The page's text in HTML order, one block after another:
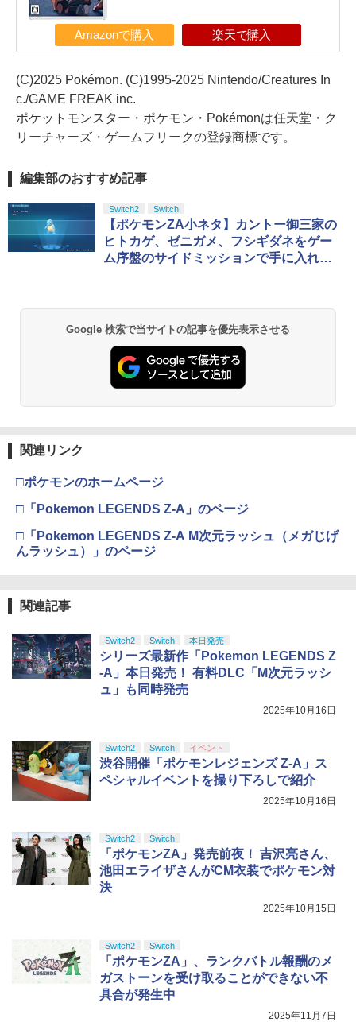
Amazonで購入 楽天で購入
(C)2025 Pokémon. (C)1995-2025 Nintendo/Creatures In
c./GAME FREAK inc.
ポケットモンスター・ポケモン・Pokémonは任天堂・ク
リーチャーズ・ゲームフリークの登録商標です。
編集部のおすすめ記事
Switch2 Switch
【ポケモンZA小ネタ】カントー御三家の
ヒトカゲ、ゼニガメ、フシギダネをゲー
ム序盤のサイドミッションで手に入れよ
Google 検索で当サイトの記事を優先表示させる
関連リンク
□ポケモンのホームページ
□「Pokemon LEGENDS Z-A」のページ
□「Pokemon LEGENDS Z-A M次元ラッシュ（メガじげ
んラッシュ）」のページ
関連記事
Switch2 Switch 本日発売
シリーズ最新作「Pokemon LEGENDS Z
-A」本日発売！ 有料DLC「M次元ラッシ
ュ」も同時発売
2025年10月16日
Switch2 Switch イベント
渋谷開催「ポケモンレジェンズ Z-A」ス
ペシャルイベントを撮り下ろしで紹介
2025年10月16日
Switch2 Switch
「ポケモンZA」発売前夜！ 吉沢亮さん、
池田エライザさんがCM衣装でポケモン対
決
2025年10月15日
Switch2 Switch
「ポケモンZA」、ランクバトル報酬のメ
ガストーンを受け取ることができない不
具合が発生中
2025年11月7日